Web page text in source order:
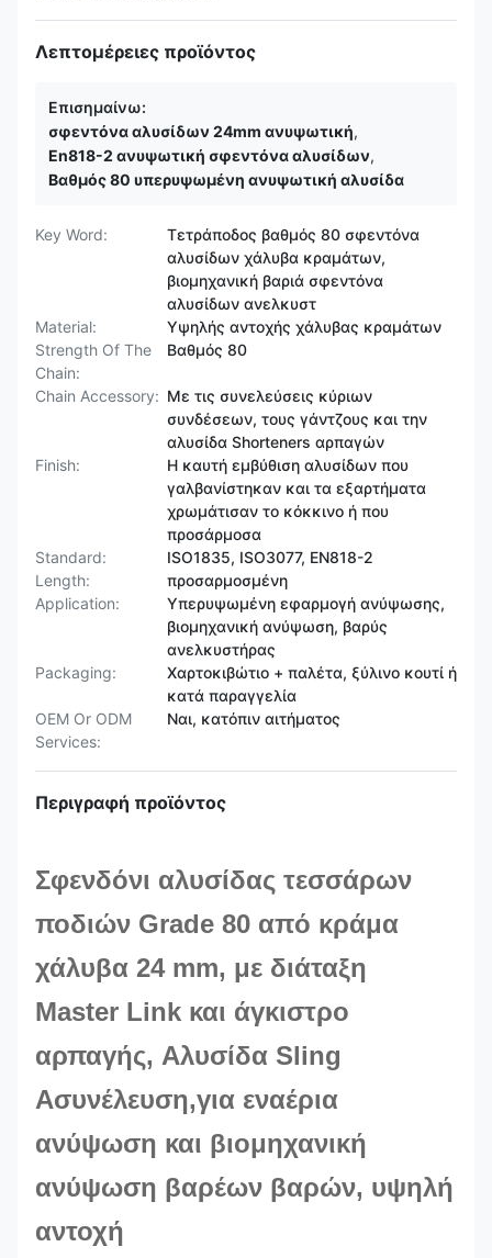
Λεπτομέρειες προϊόντος
Επισημαίνω:
σφεντόνα αλυσίδων 24mm ανυψωτική,
En818-2 ανυψωτική σφεντόνα αλυσίδων,
Βαθμός 80 υπερυψωμένη ανυψωτική αλυσίδα
Key Word:
Τετράποδος βαθμός 80 σφεντόνα
αλυσίδων χάλυβα κραμάτων,
βιομηχανική βαριά σφεντόνα
αλυσίδων ανελκυστ
Material:
Υψηλής αντοχής χάλυβας κραμάτων
Strength Of The
Chain:
Βαθμός 80
Chain Accessory: Με τις συνελεύσεις κύριων
συνδέσεων, τους γάντζους και την
αλυσίδα Shorteners αρπαγών
Finish:
Η καυτή εμβύθιση αλυσίδων που
γαλβανίστηκαν και τα εξαρτήματα
χρωμάτισαν το κόκκινο ή που
προσάρμοσα
Standard:
ISO1835, ISO3077, EN818-2
Length:
προσαρμοσμένη
Application:
Υπερυψωμένη εφαρμογή ανύψωσης,
βιομηχανική ανύψωση, βαρύς
ανελκυστήρας
Packaging:
Χαρτοκιβώτιο + παλέτα, ξύλινο κουτί ή
κατά παραγγελία
OEM Or ODM
Services:
Ναι, κατόπιν αιτήματος
Περιγραφή προϊόντος
Σφενδόνι αλυσίδας τεσσάρων
ποδιών Grade 80 από κράμα
χάλυβα 24 mm, με διάταξη
Master Link και άγκιστρο
αρπαγής, Αλυσίδα Sling
Ασυνέλευση,για εναέρια
ανύψωση και βιομηχανική
ανύψωση βαρέων βαρών, υψηλή
αντοχή